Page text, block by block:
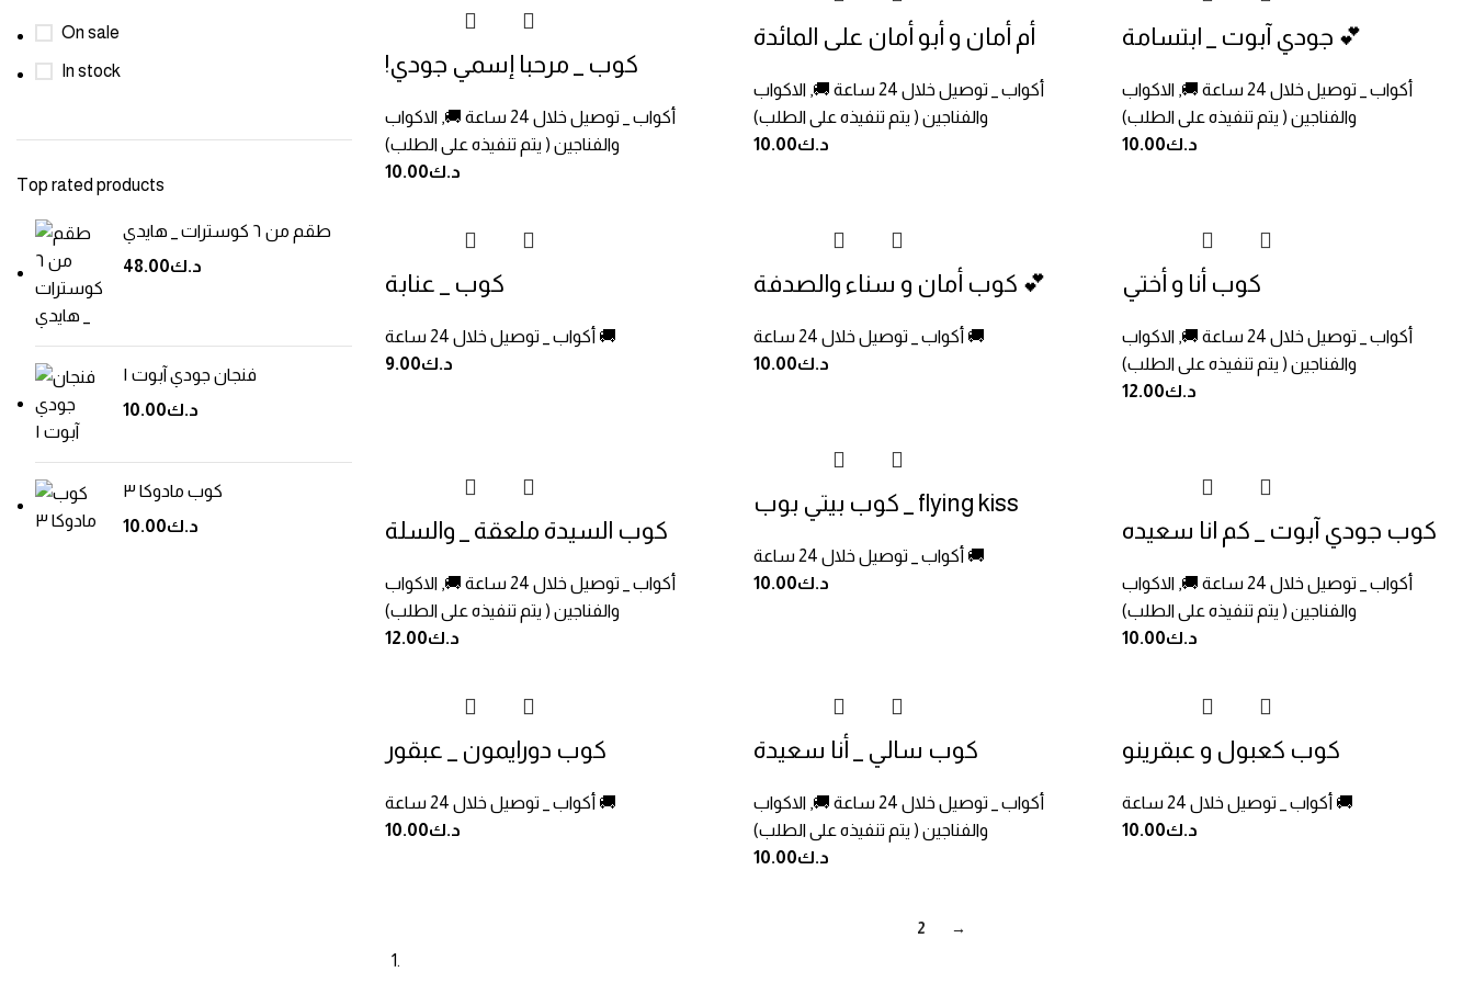
On sale
In stock
Top rated products
طقم من ٦ كوسترات _ هايدي
د.ك48.00
فنجان جودي آبوت ١
د.ك10.00
كوب مادوكا ٣
د.ك10.00
!كوب _ مرحبا إسمي جودي
أكواب _ توصيل خلال 24 ساعة 🚚 , الاكواب
والفناجين ( يتم تنفيذه على الطلب)
د.ك10.00
أم أمان و أبو أمان على المائدة
أكواب _ توصيل خلال 24 ساعة 🚚 , الاكواب
والفناجين ( يتم تنفيذه على الطلب)
د.ك10.00
جودي آبوت _ ابتسامة 💕
أكواب _ توصيل خلال 24 ساعة 🚚 , الاكواب
والفناجين ( يتم تنفيذه على الطلب)
د.ك10.00
كوب _ عنابة
أكواب _ توصيل خلال 24 ساعة 🚚
د.ك9.00
كوب أمان و سناء والصدفة 💕
أكواب _ توصيل خلال 24 ساعة 🚚
د.ك10.00
كوب أنا و أختي
أكواب _ توصيل خلال 24 ساعة 🚚 , الاكواب
والفناجين ( يتم تنفيذه على الطلب)
د.ك12.00
كوب السيدة ملعقة _ والسلة
أكواب _ توصيل خلال 24 ساعة 🚚 , الاكواب
والفناجين ( يتم تنفيذه على الطلب)
د.ك12.00
كوب بيتي بوب _ flying kiss
أكواب _ توصيل خلال 24 ساعة 🚚
د.ك10.00
كوب جودي آبوت _ كم انا سعيده
أكواب _ توصيل خلال 24 ساعة 🚚 , الاكواب
والفناجين ( يتم تنفيذه على الطلب)
د.ك10.00
كوب دورايمون _ عبقور
أكواب _ توصيل خلال 24 ساعة 🚚
د.ك10.00
كوب سالي _ أنا سعيدة
أكواب _ توصيل خلال 24 ساعة 🚚 , الاكواب
والفناجين ( يتم تنفيذه على الطلب)
د.ك10.00
كوب كعبول و عبقرينو
أكواب _ توصيل خلال 24 ساعة 🚚
د.ك10.00
2 →